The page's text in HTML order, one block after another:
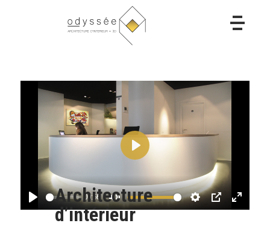
Play
00:56
Mute Settings
PIP Enter
Play
Architecture
d’intérieur